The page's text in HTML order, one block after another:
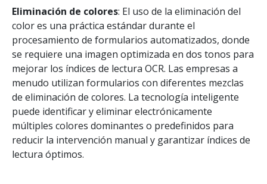
Eliminación de colores: El uso de la eliminación del
color es una práctica estándar durante el
procesamiento de formularios automatizados, donde
se requiere una imagen optimizada en dos tonos para
mejorar los índices de lectura OCR. Las empresas a
menudo utilizan formularios con diferentes mezclas
de eliminación de colores. La tecnología inteligente
puede identificar y eliminar electrónicamente
múltiples colores dominantes o predefinidos para
reducir la intervención manual y garantizar índices de
lectura óptimos.